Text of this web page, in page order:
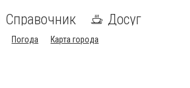
Справочник Досуг
Погода Карта города